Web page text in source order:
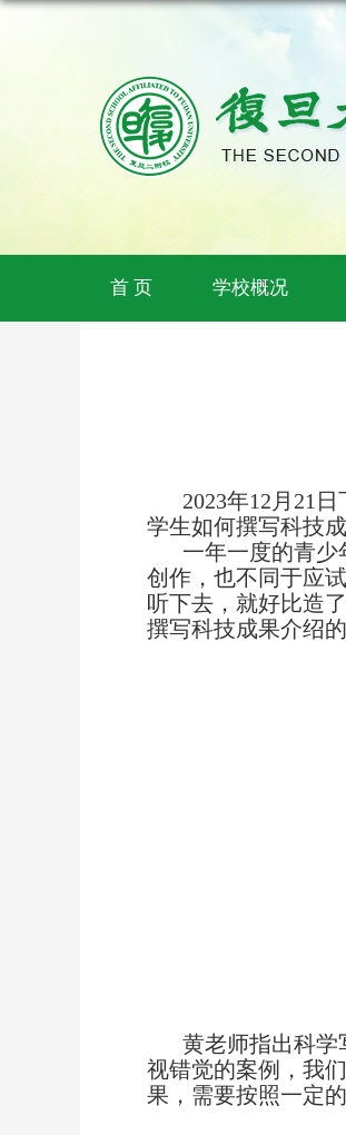
首 页 学校概况
2023年12 月 21
学生如何撰写科技
一年一度的青
创作，也不同于应
听下去，就好比造
撰写科技成果介绍
黄老师指出科
视错觉的案例，我
果，需要按照一定